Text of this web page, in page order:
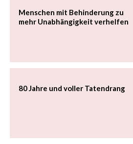
Menschen mit Behinderung zu
mehr Unabhängigkeit verhelfen
80 Jahre und voller Tatendrang